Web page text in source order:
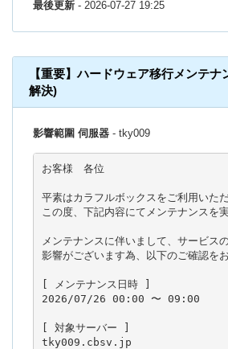
最後更新 - 2026-07-27 19:25
【重要】ハードウェア移行メンテ
解決)
影響範圍 伺服器 - tky009
お客様　各位
平素はカラフルボックスをご利用いた
この度、下記内容にてメンテナンスを
メンテナンスに伴いまして、サービス
影響がございます為、以下のご確認を
[ メンテナンス日時 ]
2026/07/26 00:00 〜 09:00
[ 対象サーバー ]
tky009.cbsv.jp